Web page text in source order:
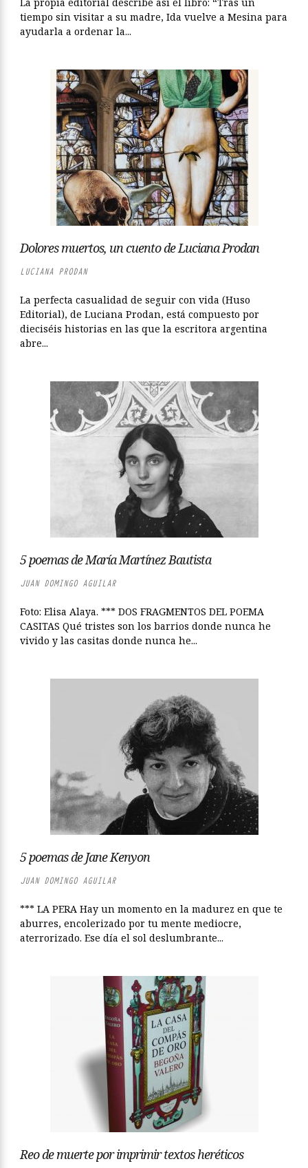
tiempo sin visitar a su madre, Ida vuelve a Mesina para
ayudarla a ordenar la...
Dolores muertos, un cuento de Luciana Prodan
LUCIANA PRODAN
La perfecta casualidad de seguir con vida (Huso
Editorial), de Luciana Prodan, está compuesto por
dieciséis historias en las que la escritora argentina
abre...
5 poemas de María Martínez Bautista
JUAN DOMINGO AGUILAR
Foto: Elisa Alaya. *** DOS FRAGMENTOS DEL POEMA
CASITAS Qué tristes son los barrios donde nunca he
vivido y las casitas donde nunca he...
5 poemas de Jane Kenyon
JUAN DOMINGO AGUILAR
*** LA PERA Hay un momento en la madurez en que te
aburres, encolerizado por tu mente mediocre,
aterrorizado. Ese día el sol deslumbrante...
Reo de muerte por imprimir textos heréticos